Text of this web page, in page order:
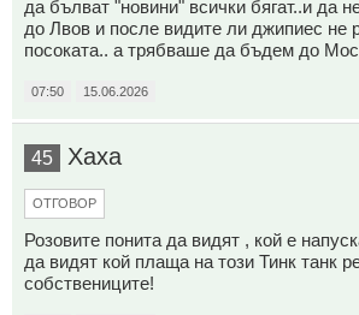
да бълват "новини" всички бягат..и да
до Лвов и после видите ли джипиес не
посоката.. а трябваше да бъдем до
07:50 15.06.2026
45 Хаха
ОТГОВОР
Розовите понита да видят , кой е
да видят кой плаща на този Тинк танк
собствениците!